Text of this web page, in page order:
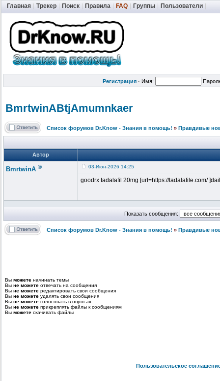
Главная Трекер Поиск Правила FAQ Группы Пользователи
Регистрация · Имя:
BmrtwinABtjAmumnkaer
Список форумов Dr.Know - Знания в помощь! » Правдивые
Автор
BmrtwinA ® 03-Июн-2026 14:25
goodrx tadalafil 20mg [url=https://tadalafile.com/
Показать сообщения:
Список форумов Dr.Know - Знания в помощь! » Правдивые
Вы можете начинать темы
Вы не можете отвечать на сообщения
Вы не можете редактировать свои сообщения
Вы не можете удалять свои сообщения
Вы не можете голосовать в опросах
Вы не можете прикреплять файлы к сообщениям
Вы можете скачивать файлы
Пользовательское